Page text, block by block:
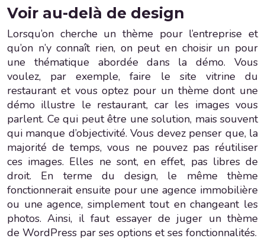
Voir au-delà de design
Lorsqu’on cherche un thème pour l’entreprise et
qu’on n’y connaît rien, on peut en choisir un pour
une thématique abordée dans la démo. Vous
voulez, par exemple, faire le site vitrine du
restaurant et vous optez pour un thème dont une
démo illustre le restaurant, car les images vous
parlent. Ce qui peut être une solution, mais souvent
qui manque d’objectivité. Vous devez penser que, la
majorité de temps, vous ne pouvez pas réutiliser
ces images. Elles ne sont, en effet, pas libres de
droit. En terme du design, le même thème
fonctionnerait ensuite pour une agence immobilière
ou une agence, simplement tout en changeant les
photos. Ainsi, il faut essayer de juger un thème
de WordPress par ses options et ses fonctionnalités.